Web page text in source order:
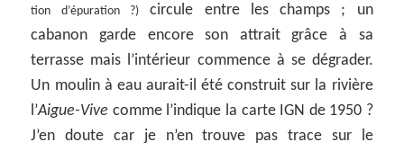
tion d’épuration ?)circule entre les champs ; un
cabanon garde encore son attrait grâce à sa
terrasse mais l’intérieur commence à se dégrader.
Un moulin à eau aurait-il été construit sur la rivière
l’Aigue-Vive comme l’indique la carte IGN de 1950 ?
J’en doute car je n’en trouve pas trace sur le